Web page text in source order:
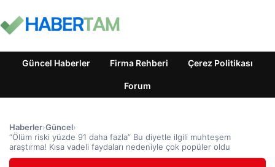
Güncel Haberler Firma Rehberi Çerez Politikası
Forum
Haberler›Güncel›
“Ölüm riski yüzde 91 daha fazla” Bu diyetle ilgili muhteşem
araştırma! Kısa vadeli faydaları nedeniyle çok popüler oldu